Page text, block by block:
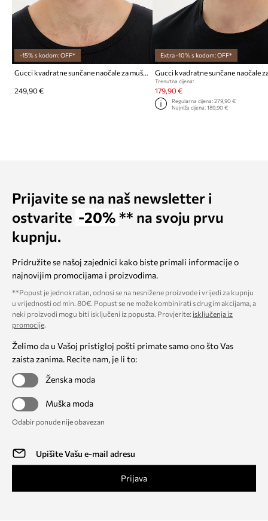
-15% s kodom: OFF*
249,90 €
Extra -10% s kodom: OFF*
Trenutna cijena:
179,90 €
Regularna cijena: 279,90 €
Najniža cijena: 189,90 €
Prijavite se na naš newsletter i
ostvarite -20% ** na svoju prvu
kupnju.
Pridružite se našoj zajednici kako biste primali informacije o
najnovijim promocijama i proizvodima.
**Popust je jednokratan, odnosi se na nesnižene proizvode i vrijedi za kupnju
u vrijednosti od min. 80€. Popust se ne može kombinirati s drugim akcijama, a
neki proizvodi mogu biti isključeni iz popusta. Provjerite: isključenja iz
promocije.
Želimo da u Vašoj pristigloj pošti primate samo ono što Vas
zaista zanima. Recite nam, je li to:
Ženska moda
Muška moda
Odabir ponude nije obavezan
Prijava